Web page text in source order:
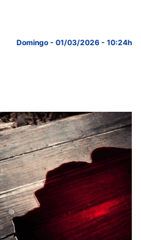
Domingo - 01/03/2026 - 10:24h